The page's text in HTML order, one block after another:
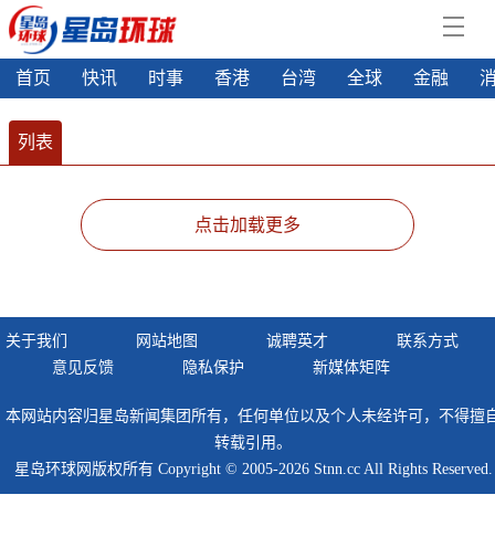
首页 快讯 时事 香港 台湾 全球 金融
列表
点击加载更多
关于我们 网站地图 诚聘英才
联系方式
意见反馈
隐私保护 新媒体矩阵
本网站内容归星岛新闻集团所有，任何单位以及个人未经许可，不得擅
转载引用。
星岛环球网版权所有 Copyright © 2005-2026 Stnn.cc All Rights Reserved.